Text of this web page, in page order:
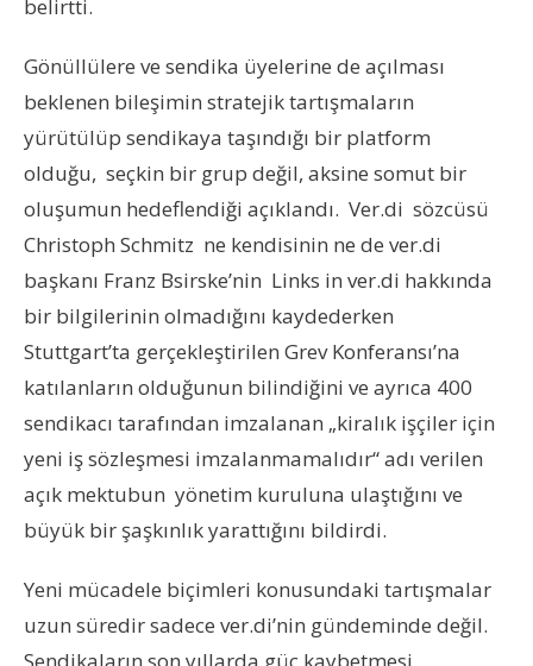
belirtti.
Gönüllülere ve sendika üyelerine de açılması
beklenen bileşimin stratejik tartışmaların
yürütülüp sendikaya taşındığı bir platform
olduğu, seçkin bir grup değil, aksine somut bir
oluşumun hedeflendiği açıklandı. Ver.di sözcüsü
Christoph Schmitz ne kendisinin ne de ver.di
başkanı Franz Bsirske’nin Links in ver.di hakkında
bir bilgilerinin olmadığını kaydederken
Stuttgart’ta gerçekleştirilen Grev Konferansı’na
katılanların olduğunun bilindiğini ve ayrıca 400
sendikacı tarafından imzalanan „kiralık işçiler için
yeni iş sözleşmesi imzalanmamalıdır“ adı verilen
açık mektubun yönetim kuruluna ulaştığını ve
büyük bir şaşkınlık yarattığını bildirdi.
Yeni mücadele biçimleri konusundaki tartışmalar
uzun süredir sadece ver.di’nin gündeminde değil.
Sendikaların son yıllarda güç kaybetmesi,